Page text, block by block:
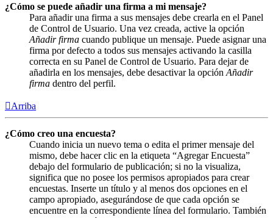
¿Cómo se puede añadir una firma a mi mensaje?
Para añadir una firma a sus mensajes debe crearla en el Panel
de Control de Usuario. Una vez creada, active la opción
Añadir firma cuando publique un mensaje. Puede asignar una
firma por defecto a todos sus mensajes activando la casilla
correcta en su Panel de Control de Usuario. Para dejar de
añadirla en los mensajes, debe desactivar la opción Añadir
firma dentro del perfil.
Arriba
¿Cómo creo una encuesta?
Cuando inicia un nuevo tema o edita el primer mensaje del
mismo, debe hacer clic en la etiqueta “Agregar Encuesta”
debajo del formulario de publicación; si no la visualiza,
significa que no posee los permisos apropiados para crear
encuestas. Inserte un título y al menos dos opciones en el
campo apropiado, asegurándose de que cada opción se
encuentre en la correspondiente línea del formulario. También